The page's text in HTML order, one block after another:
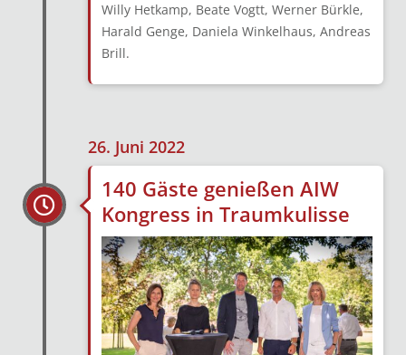
Willy Hetkamp, Beate Vogtt, Werner Bürkle,
Harald Genge, Daniela Winkelhaus, Andreas
Brill.
26. Juni 2022
140 Gäste genießen AIW
Kongress in Traumkulisse